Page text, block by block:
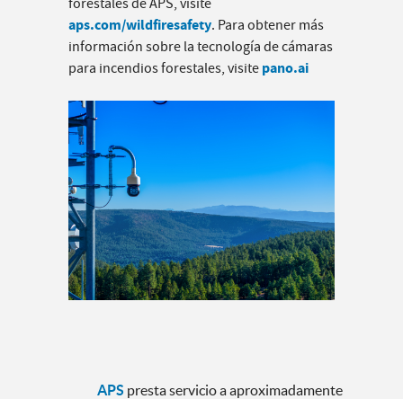
forestales de APS, visite
aps.com/wildfiresafety. Para obtener más
información sobre la tecnología de cámaras
para incendios forestales, visite pano.ai
APS presta servicio a aproximadamente